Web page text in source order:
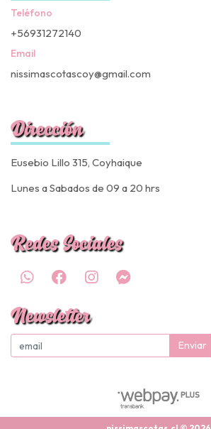
Teléfono
+56931272140
Email
nissimascotascoy@gmail.com
Dirección
Eusebio Lillo 315, Coyhaique
Lunes a Sabados de 09 a 20 hrs
Redes Sociales
Newsletter
Enviar